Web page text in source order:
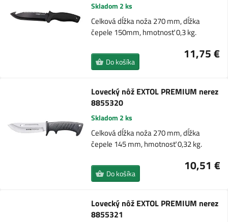
Skladom 2 ks
Celková dĺžka noža 270 mm, dĺžka
čepele 150mm, hmotnosť 0,3 kg.
11,75 €
Do košíka
Lovecký nôž EXTOL PREMIUM nerez
8855320
Skladom 2 ks
Celková dĺžka noža 270 mm, dĺžka
čepele 145 mm, hmotnosť 0,32 kg.
10,51 €
Do košíka
Lovecký nôž EXTOL PREMIUM nerez
8855321